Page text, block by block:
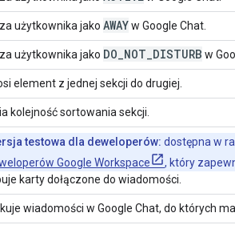
użytkownika jako AWAYw Google Chat.
użytkownika jako DO NOT DISTURB w
element z jednej sekcji do drugiej.
kolejność sortowania sekcji.
testowa dla deweloperów: dostępna w
Google Workspace
, który
karty dołączone do wiadomości.
wiadomości w Google Chat, do których